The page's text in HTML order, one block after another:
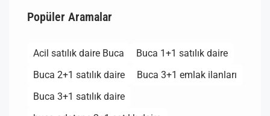
Popüler Aramalar
Acil satılık daire Buca
Buca 1+1 satılık daire
Buca 2+1 satılık daire
Buca 3+1 emlak ilanları
Buca 3+1 satılık daire